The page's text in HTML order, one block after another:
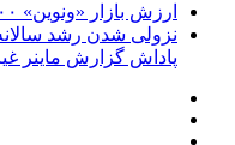
ارزش بازار «ونوین» ۱۰۰ همت شد
نزولی شدن رشد
پاداش گزارش ماینر